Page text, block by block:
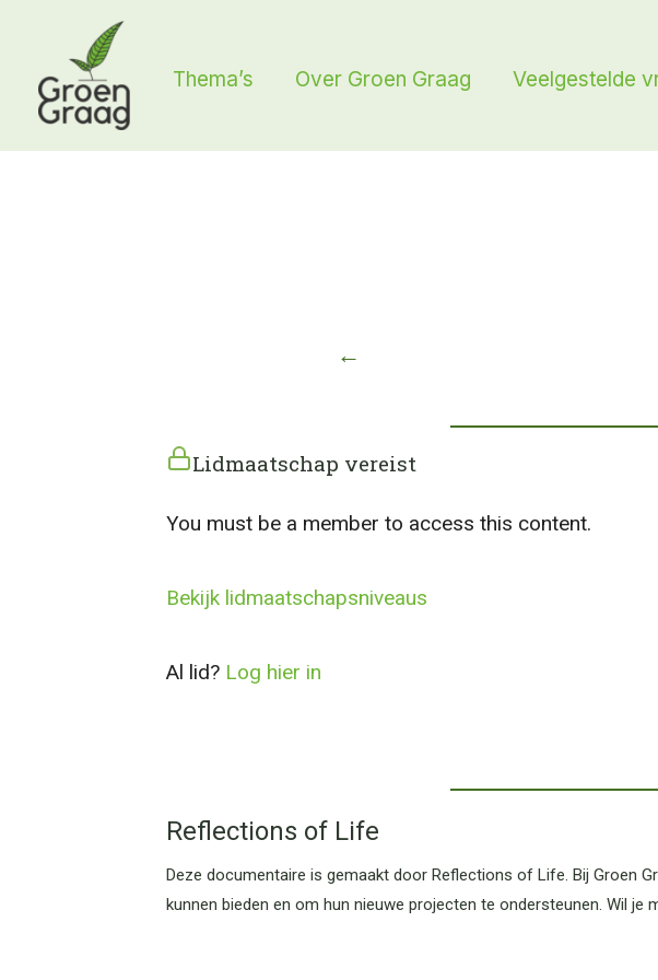
inhoud
Thema’s Over Groen Graag Veelgestelde
←
Lidmaatschap vereist
You must be a member to access this content.
Bekijk lidmaatschapsniveaus
Al lid? Log hier in
Reflections of Life
Deze documentaire is gemaakt door Reflections of Life. Bij Groen
kunnen bieden en om hun nieuwe projecten te ondersteunen. Wil je